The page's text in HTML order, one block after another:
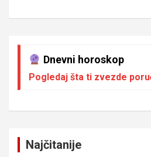
Dnevni horoskop
Pogledaj šta ti zvezde
Najčitanije